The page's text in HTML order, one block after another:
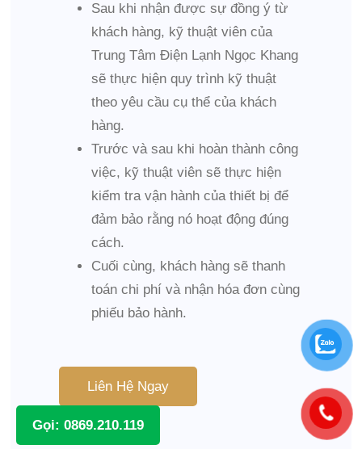
Gọi: 0869.210.119
Sau khi nhận được sự đồng ý từ
khách hàng, kỹ thuật viên của
Trung Tâm Điện Lạnh Ngọc Khang
sẽ thực hiện quy trình kỹ thuật
theo yêu cầu cụ thể của khách
hàng.
Trước và sau khi hoàn thành công
việc, kỹ thuật viên sẽ thực hiện
kiểm tra vận hành của thiết bị để
đảm bảo rằng nó hoạt động đúng
cách.
Cuối cùng, khách hàng sẽ thanh
toán chi phí và nhận hóa đơn cùng
phiếu bảo hành.
Liên Hệ Ngay